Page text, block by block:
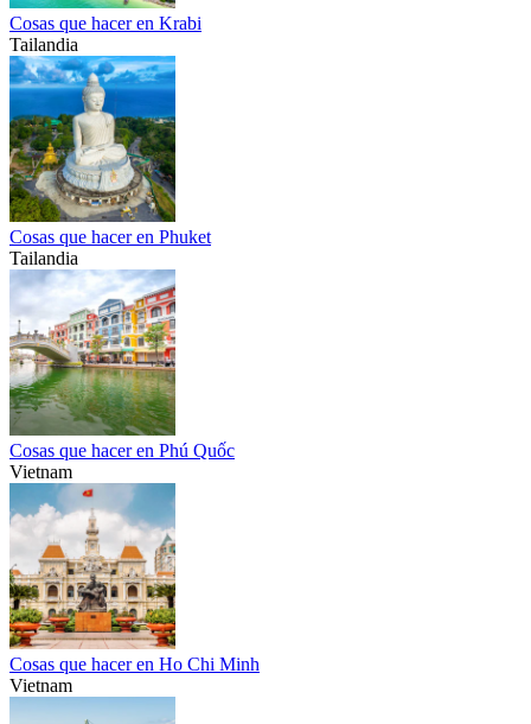
Cosas que hacer en Krabi
Tailandia
Cosas que hacer en Phuket
Tailandia
Cosas que hacer en Phú Quốc
Vietnam
Cosas que hacer en Ho Chi Minh
Vietnam